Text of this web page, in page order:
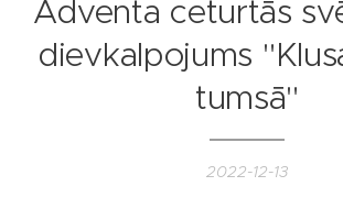
Adventa ceturtās
dievkalpojums
tumsā"
2022-12-13